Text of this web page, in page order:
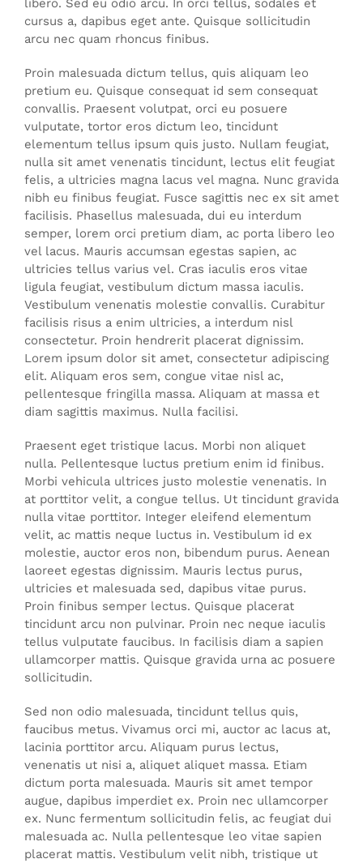
cursus a, dapibus eget ante. Quisque sollicitudin
arcu nec quam rhoncus finibus.
Proin malesuada dictum tellus, quis aliquam leo
pretium eu. Quisque consequat id sem consequat
convallis. Praesent volutpat, orci eu posuere
vulputate, tortor eros dictum leo, tincidunt
elementum tellus ipsum quis justo. Nullam feugiat,
nulla sit amet venenatis tincidunt, lectus elit feugiat
felis, a ultricies magna lacus vel magna. Nunc gravida
nibh eu finibus feugiat. Fusce sagittis nec ex sit amet
facilisis. Phasellus malesuada, dui eu interdum
semper, lorem orci pretium diam, ac porta libero leo
vel lacus. Mauris accumsan egestas sapien, ac
ultricies tellus varius vel. Cras iaculis eros vitae
ligula feugiat, vestibulum dictum massa iaculis.
Vestibulum venenatis molestie convallis. Curabitur
facilisis risus a enim ultricies, a interdum nisl
consectetur. Proin hendrerit placerat dignissim.
Lorem ipsum dolor sit amet, consectetur adipiscing
elit. Aliquam eros sem, congue vitae nisl ac,
pellentesque fringilla massa. Aliquam at massa et
diam sagittis maximus. Nulla facilisi.
Praesent eget tristique lacus. Morbi non aliquet
nulla. Pellentesque luctus pretium enim id finibus.
Morbi vehicula ultrices justo molestie venenatis. In
at porttitor velit, a congue tellus. Ut tincidunt gravida
nulla vitae porttitor. Integer eleifend elementum
velit, ac mattis neque luctus in. Vestibulum id ex
molestie, auctor eros non, bibendum purus. Aenean
laoreet egestas dignissim. Mauris lectus purus,
ultricies et malesuada sed, dapibus vitae purus.
Proin finibus semper lectus. Quisque placerat
tincidunt arcu non pulvinar. Proin nec neque iaculis
tellus vulputate faucibus. In facilisis diam a sapien
ullamcorper mattis. Quisque gravida urna ac posuere
sollicitudin.
Sed non odio malesuada, tincidunt tellus quis,
faucibus metus. Vivamus orci mi, auctor ac lacus at,
lacinia porttitor arcu. Aliquam purus lectus,
venenatis ut nisi a, aliquet aliquet massa. Etiam
dictum porta malesuada. Mauris sit amet tempor
augue, dapibus imperdiet ex. Proin nec ullamcorper
ex. Nunc fermentum sollicitudin felis, ac feugiat dui
malesuada ac. Nulla pellentesque leo vitae sapien
placerat mattis. Vestibulum velit nibh, tristique ut